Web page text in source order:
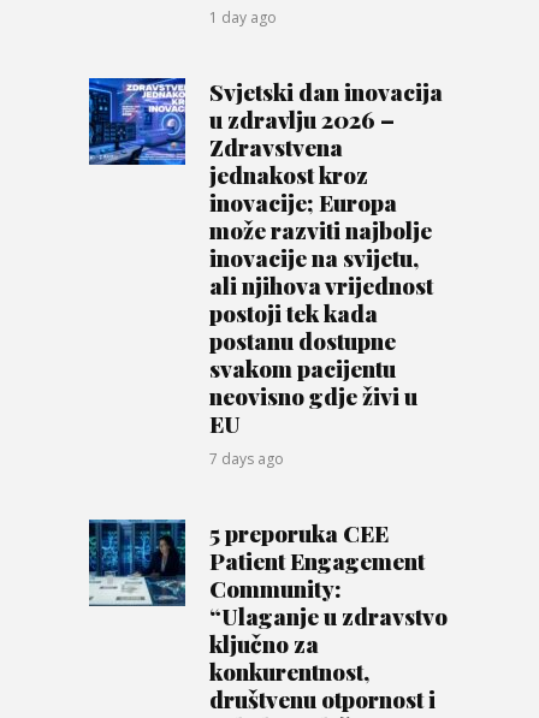
1 day ago
Svjetski dan inovacija
u zdravlju 2026 –
Zdravstvena
jednakost kroz
inovacije; Europa
može razviti najbolje
inovacije na svijetu,
ali njihova vrijednost
postoji tek kada
postanu dostupne
svakom pacijentu
neovisno gdje živi u
EU
7 days ago
5 preporuka CEE
Patient Engagement
Community:
“Ulaganje u zdravstvo
ključno za
konkurentnost,
društvenu otpornost i